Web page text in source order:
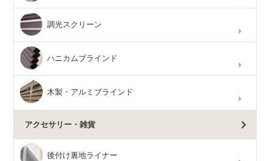
調光スクリーン
ハニカムブラインド
木製・アルミブラインド
アクセサリー・雑貨
後付け裏地ライナー